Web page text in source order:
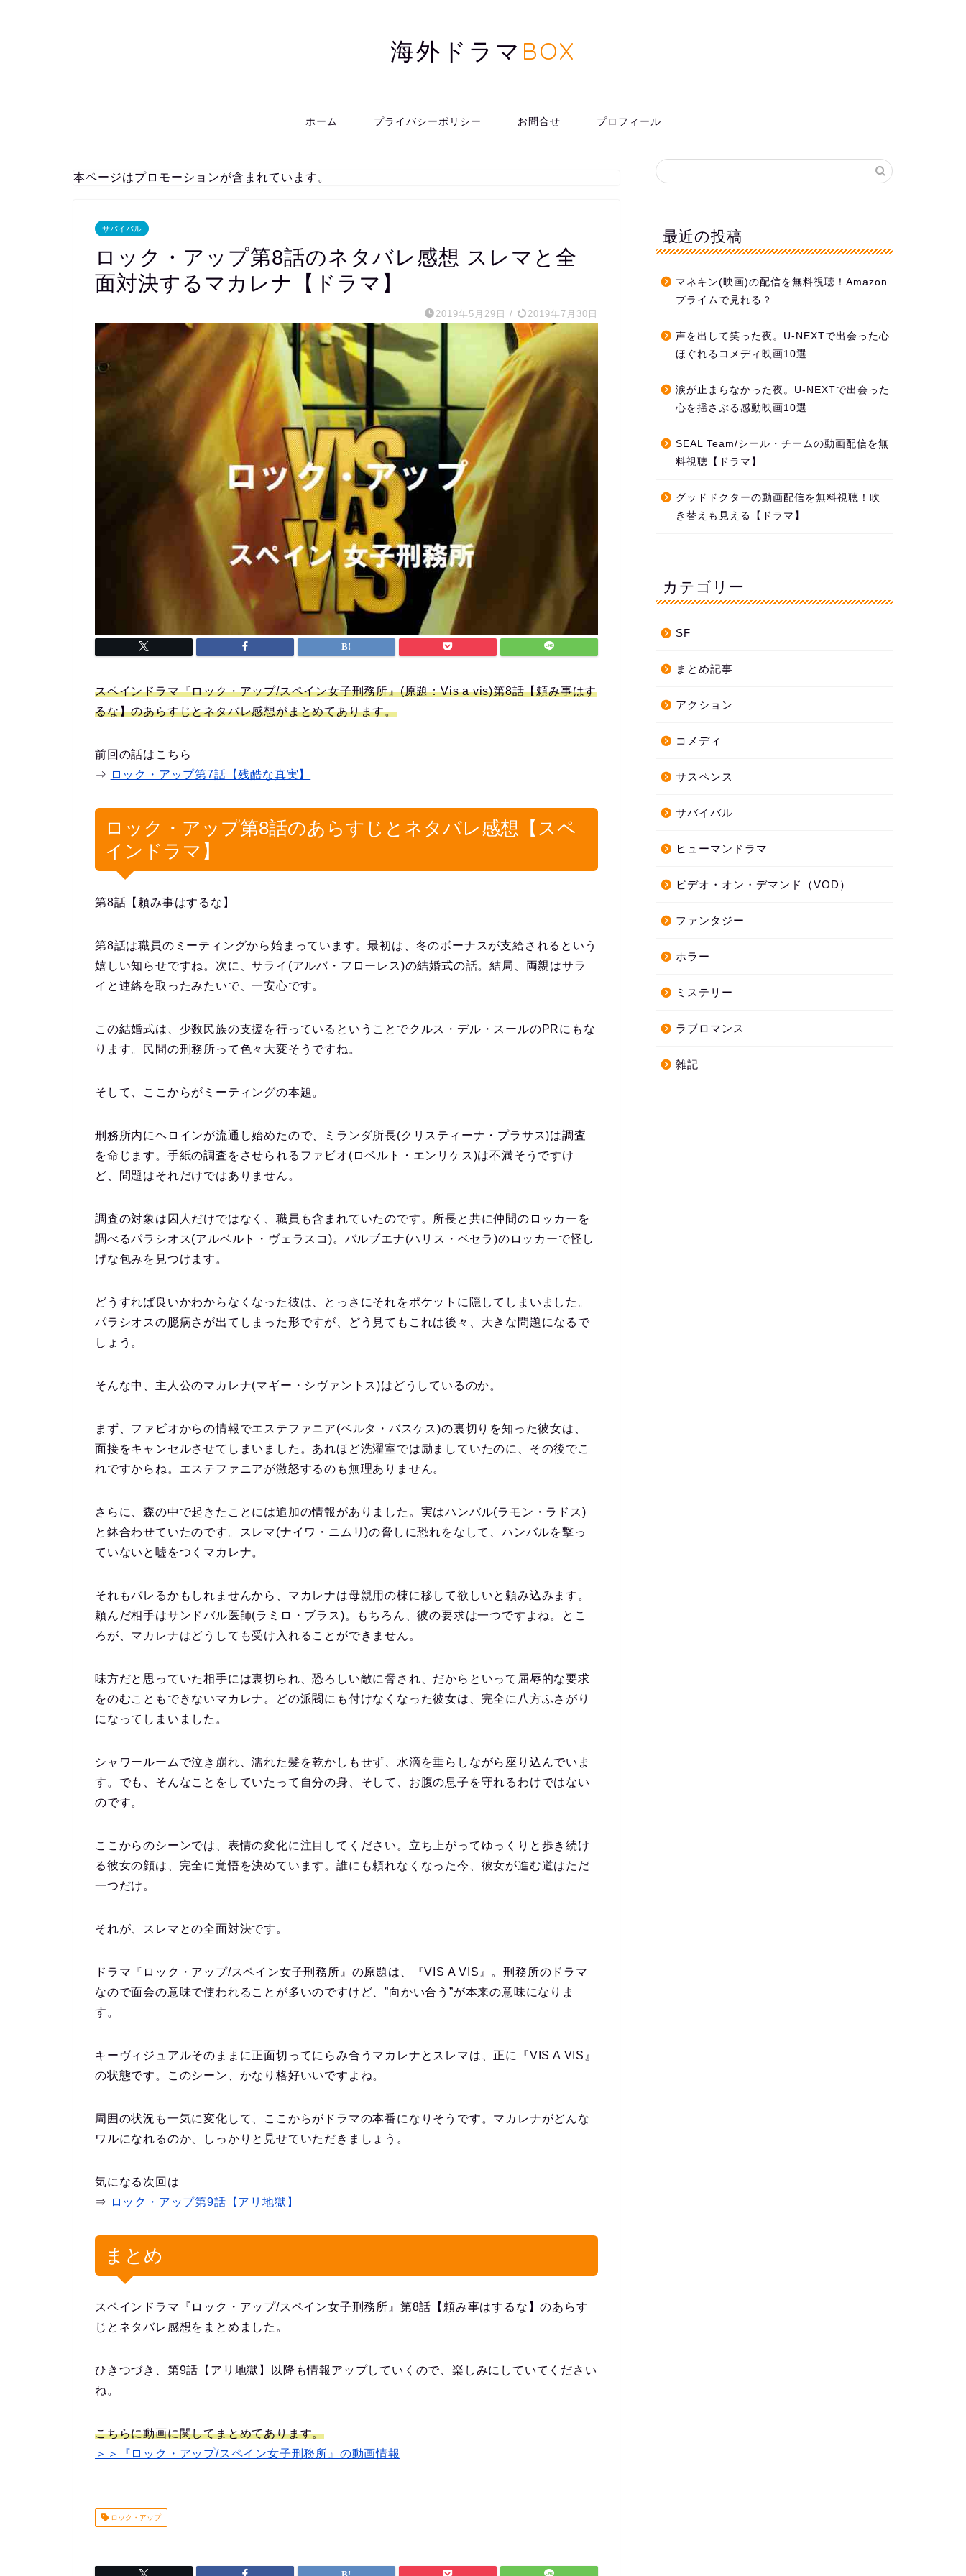
海外ドラマ BOX
ホーム プライバシーポリシー お問合せ プロフィール
本ページはプロモーションが含まれています。
サバイバル
ロック・アップ第8話のネタバレ感想 スレマと全
面対決するマカレナ【ドラマ】
2019年5月29日 / 2019年7月30日
スペインドラマ『ロック・アップ/スペイン女子刑務所』(原題：Vis a vis)第8話【頼み事はす
るな】のあらすじとネタバレ感想がまとめてあります。
前回の話はこちら
⇒ ロック・アップ第7話【残酷な真実】
ロック・アップ第8話のあらすじとネタバレ感想【スペ
インドラマ】
第8話【頼み事はするな】
第8話は職員のミーティングから始まっています。最初は、冬のボーナスが支給されるという
嬉しい知らせですね。次に、サライ(アルバ・フローレス)の結婚式の話。結局、両親はサラ
イと連絡を取ったみたいで、一安心です。
この結婚式は、少数民族の支援を行っているということでクルス・デル・スールのPRにもな
ります。民間の刑務所って色々大変そうですね。
そして、ここからがミーティングの本題。
刑務所内にヘロインが流通し始めたので、ミランダ所長(クリスティーナ・プラサス)は調査
を命じます。手紙の調査をさせられるファビオ(ロベルト・エンリケス)は不満そうですけ
ど、問題はそれだけではありません。
調査の対象は囚人だけではなく、職員も含まれていたのです。所長と共に仲間のロッカーを
調べるパラシオス(アルベルト・ヴェラスコ)。バルブエナ(ハリス・ベセラ)のロッカーで怪し
げな包みを見つけます。
どうすれば良いかわからなくなった彼は、とっさにそれをポケットに隠してしまいました。
パラシオスの臆病さが出てしまった形ですが、どう見てもこれは後々、大きな問題になるで
しょう。
そんな中、主人公のマカレナ(マギー・シヴァントス)はどうしているのか。
まず、ファビオからの情報でエステファニア(ベルタ・バスケス)の裏切りを知った彼女は、
面接をキャンセルさせてしまいました。あれほど洗濯室では励ましていたのに、その後でこ
れですからね。エステファニアが激怒するのも無理ありません。
さらに、森の中で起きたことには追加の情報がありました。実はハンバル(ラモン・ラドス)
と鉢合わせていたのです。スレマ(ナイワ・ニムリ)の脅しに恐れをなして、ハンバルを撃っ
ていないと嘘をつくマカレナ。
それもバレるかもしれませんから、マカレナは母親用の棟に移して欲しいと頼み込みます。
頼んだ相手はサンドバル医師(ラミロ・ブラス)。もちろん、彼の要求は一つですよね。とこ
ろが、マカレナはどうしても受け入れることができません。
味方だと思っていた相手には裏切られ、恐ろしい敵に脅され、だからといって屈辱的な要求
をのむこともできないマカレナ。どの派閥にも付けなくなった彼女は、完全に八方ふさがり
になってしまいました。
シャワールームで泣き崩れ、濡れた髪を乾かしもせず、水滴を垂らしながら座り込んでいま
す。でも、そんなことをしていたって自分の身、そして、お腹の息子を守れるわけではない
のです。
ここからのシーンでは、表情の変化に注目してください。立ち上がってゆっくりと歩き続け
る彼女の顔は、完全に覚悟を決めています。誰にも頼れなくなった今、彼女が進む道はただ
一つだけ。
それが、スレマとの全面対決です。
ドラマ『ロック・アップ/スペイン女子刑務所』の原題は、『VIS A VIS』。刑務所のドラマ
なので面会の意味で使われることが多いのですけど、”向かい合う”が本来の意味になりま
す。
キーヴィジュアルそのままに正面切ってにらみ合うマカレナとスレマは、正に『VIS A VIS』
の状態です。このシーン、かなり格好いいですよね。
周囲の状況も一気に変化して、ここからがドラマの本番になりそうです。マカレナがどんな
ワルになれるのか、しっかりと見せていただきましょう。
気になる次回は
⇒ ロック・アップ第9話【アリ地獄】
まとめ
スペインドラマ『ロック・アップ/スペイン女子刑務所』第8話【頼み事はするな】のあらす
じとネタバレ感想をまとめました。
ひきつづき、第9話【アリ地獄】以降も情報アップしていくので、楽しみにしていてください
ね。
こちらに動画に関してまとめてあります。
＞＞『ロック・アップ/スペイン女子刑務所』の動画情報
ロック・アップ
最近の投稿
マネキン(映画)の配信を無料視聴！Amazon
プライムで見れる？
声を出して笑った夜。U-NEXTで出会った心
ほぐれるコメディ映画10選
涙が止まらなかった夜。U-NEXTで出会った
心を揺さぶる感動映画10選
SEAL Team/シール・チームの動画配信を無
料視聴【ドラマ】
グッドドクターの動画配信を無料視聴！吹
き替えも見える【ドラマ】
カテゴリー
SF
まとめ記事
アクション
コメディ
サスペンス
サバイバル
ヒューマンドラマ
ビデオ・オン・デマンド（VOD）
ファンタジー
ホラー
ミステリー
ラブロマンス
雑記